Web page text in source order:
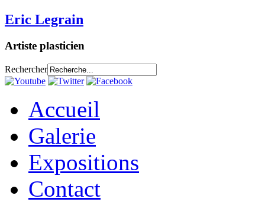
Eric Legrain
Artiste plasticien
Rechercher
Accueil
Galerie
Expositions
Contact